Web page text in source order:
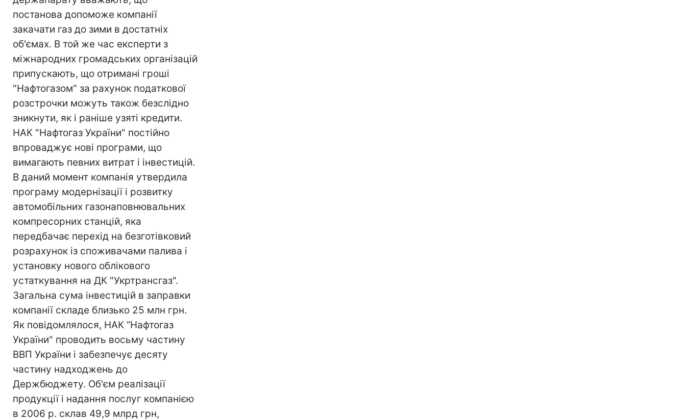
постанова допоможе компанії
закачати газ до зими в достатніх
об'ємах. В той же час експерти з
міжнародних громадських організацій
припускають, що отримані гроші
"Нафтогазом" за рахунок податкової
розстрочки можуть також безслідно
зникнути, як і раніше узяті кредити.
НАК "Нафтогаз України" постійно
впроваджує нові програми, що
вимагають певних витрат і інвестицій.
В даний момент компанія утвердила
програму модернізації і розвитку
автомобільних газонаповнювальних
компресорних станцій, яка
передбачає перехід на безготівковий
розрахунок із споживачами палива і
установку нового облікового
устаткування на ДК "Укртрансгаз".
Загальна сума інвестицій в заправки
компанії складе близько 25 млн грн.
Як повідомлялося, НАК “Нафтогаз
України" проводить восьму частину
ВВП України і забезпечує десяту
частину надходжень до
Держбюджету. Об'єм реалізації
продукції і надання послуг компанією
в 2006 р. склав 49,9 млрд грн,